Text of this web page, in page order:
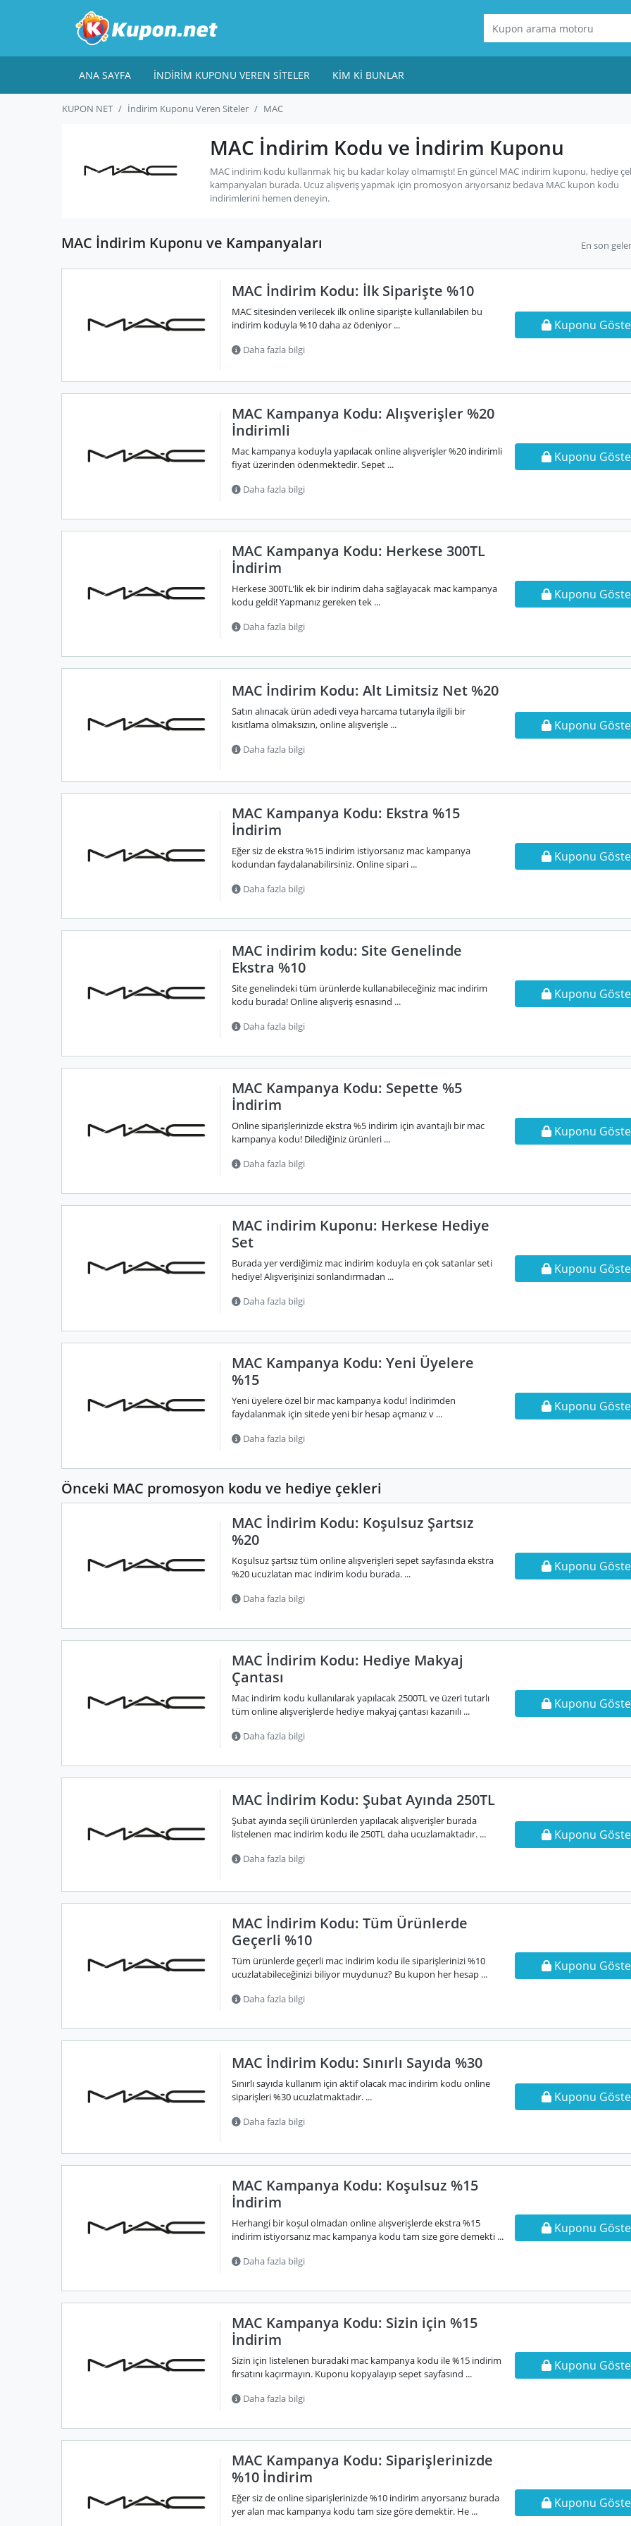
ANA SAYFA İNDIRIM KUPONU VEREN SITELER KIM KI BUNLAR
KUPON NET İndirim Kuponu Veren Siteler MAC
MAC İndirim Kodu ve İndirim Kuponu
MAC indirim kodu kullanmak hiç bu kadar kolay olmamıştı! En güncel MAC indirim kuponu, hediye
kampanyaları burada. Ucuz alışveriş yapmak için promosyon arıyorsanız bedava MAC kupon kodu
indirimlerini hemen deneyin.
MAC İndirim Kuponu ve Kampanyaları En son
MAC İndirim Kodu: İlk Siparişte %10
MAC sitesinden verilecek ilk online siparişte kullanılabilen bu
indirim koduyla %10 daha az ödeniyor ...
Daha fazla bilgi
Kuponu
MAC Kampanya Kodu: Alışverişler %20
İndirimli
Mac kampanya koduyla yapılacak online alışverişler %20 indirimli
fiyat üzerinden ödenmektedir. Sepet ...
Daha fazla bilgi
Kuponu
MAC Kampanya Kodu: Herkese 300TL
İndirim
Herkese 300TL’lik ek bir indirim daha sağlayacak mac kampanya
kodu geldi! Yapmanız gereken tek ...
Daha fazla bilgi
Kuponu
MAC İndirim Kodu: Alt Limitsiz Net %20
Satın alınacak ürün adedi veya harcama tutarıyla ilgili bir
kısıtlama olmaksızın, online alışverişle ...
Daha fazla bilgi
Kuponu
MAC Kampanya Kodu: Ekstra %15
İndirim
Eğer siz de ekstra %15 indirim istiyorsanız mac kampanya
kodundan faydalanabilirsiniz. Online sipari ...
Daha fazla bilgi
Kuponu
MAC indirim kodu: Site Genelinde
Ekstra %10
Site genelindeki tüm ürünlerde kullanabileceğiniz mac indirim
kodu burada! Online alışveriş esnasınd ...
Daha fazla bilgi
Kuponu
MAC Kampanya Kodu: Sepette %5
İndirim
Online siparişlerinizde ekstra %5 indirim için avantajlı bir mac
kampanya kodu! Dilediğiniz ürünleri ...
Daha fazla bilgi
Kuponu
MAC indirim Kuponu: Herkese Hediye
Set
Burada yer verdiğimiz mac indirim koduyla en çok satanlar seti
hediye! Alışverişinizi sonlandırmadan ...
Daha fazla bilgi
Kuponu
MAC Kampanya Kodu: Yeni Üyelere
%15
Yeni üyelere özel bir mac kampanya kodu! İndirimden
faydalanmak için sitede yeni bir hesap açmanız v ...
Daha fazla bilgi
Kuponu
Önceki MAC promosyon kodu ve hediye çekleri
MAC İndirim Kodu: Koşulsuz Şartsız
%20
Koşulsuz şartsız tüm online alışverişleri sepet sayfasında ekstra
%20 ucuzlatan mac indirim kodu burada. ...
Daha fazla bilgi
Kuponu
MAC İndirim Kodu: Hediye Makyaj
Çantası
Mac indirim kodu kullanılarak yapılacak 2500TL ve üzeri tutarlı
tüm online alışverişlerde hediye makyaj çantası kazanılı ...
Daha fazla bilgi
Kuponu
MAC İndirim Kodu: Şubat Ayında 250TL
Şubat ayında seçili ürünlerden yapılacak alışverişler burada
listelenen mac indirim kodu ile 250TL daha ucuzlamaktadır. ...
Daha fazla bilgi
Kuponu
MAC İndirim Kodu: Tüm Ürünlerde
Geçerli %10
Tüm ürünlerde geçerli mac indirim kodu ile siparişlerinizi %10
ucuzlatabileceğinizi biliyor muydunuz? Bu kupon her hesap ...
Daha fazla bilgi
Kuponu
MAC İndirim Kodu: Sınırlı Sayıda %30
Sınırlı sayıda kullanım için aktif olacak mac indirim kodu online
siparişleri %30 ucuzlatmaktadır. ...
Daha fazla bilgi
Kuponu
MAC Kampanya Kodu: Koşulsuz %15
İndirim
Herhangi bir koşul olmadan online alışverişlerde ekstra %15
indirim istiyorsanız mac kampanya kodu tam size göre demekti ...
Daha fazla bilgi
Kuponu
MAC Kampanya Kodu: Sizin için %15
İndirim
Sizin için listelenen buradaki mac kampanya kodu ile %15 indirim
fırsatını kaçırmayın. Kuponu kopyalayıp sepet sayfasınd ...
Daha fazla bilgi
Kuponu
MAC Kampanya Kodu: Siparişlerinizde
%10 İndirim
Eğer siz de online siparişlerinizde %10 indirim arıyorsanız burada
yer alan mac kampanya kodu tam size göre demektir. He ...
Kuponu